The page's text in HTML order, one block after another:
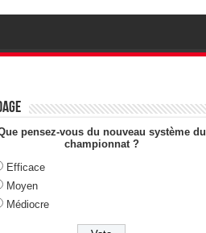
pensez-vous du nouveau système du
championnat ?
Efficace
Moyen
Médiocre